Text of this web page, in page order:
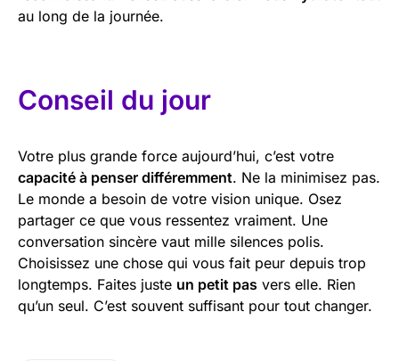
au long de la journée.
Conseil du jour
Votre plus grande force aujourd’hui, c’est votre
capacité à penser différemment. Ne la minimisez pas.
Le monde a besoin de votre vision unique. Osez
partager ce que vous ressentez vraiment. Une
conversation sincère vaut mille silences polis.
Choisissez une chose qui vous fait peur depuis trop
longtemps. Faites juste un petit pas vers elle. Rien
qu’un seul. C’est souvent suffisant pour tout changer.